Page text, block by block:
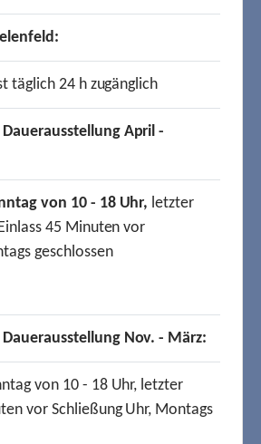
täglich 24 h zugänglich
April -
von 10 - 18 Uhr, letzter
45 Minuten vor
geschlossen
Nov. - März:
von 10 - 18 Uhr, letzter
vor Schließung Uhr, Montags